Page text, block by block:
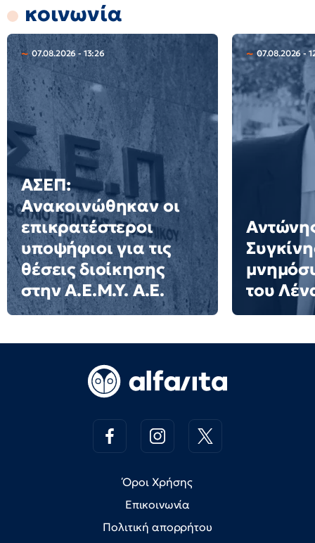
κοινωνία
07.08.2026 - 13:26
ΑΣΕΠ:
Ανακοινώθηκαν οι
επικρατέστεροι
υποψήφιοι για τις
θέσεις διοίκησης
στην Α.Ε.Μ.Υ. Α.Ε.
07.08.2026 -
του
Όροι Χρήσης
Επικοινωνία
Πολιτική απορρήτου